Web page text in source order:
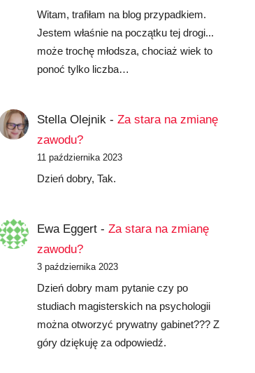
Witam, trafiłam na blog przypadkiem.
Jestem właśnie na początku tej drogi...
może trochę młodsza, chociaż wiek to
ponoć tylko liczba…
Stella Olejnik -Za stara na zmianę
zawodu?
11 października 2023
Dzień dobry, Tak.
Ewa Eggert -Za stara na zmianę
zawodu?
3 października 2023
Dzień dobry mam pytanie czy po
studiach magisterskich na psychologii
można otworzyć prywatny gabinet??? Z
góry dziękuję za odpowiedź.